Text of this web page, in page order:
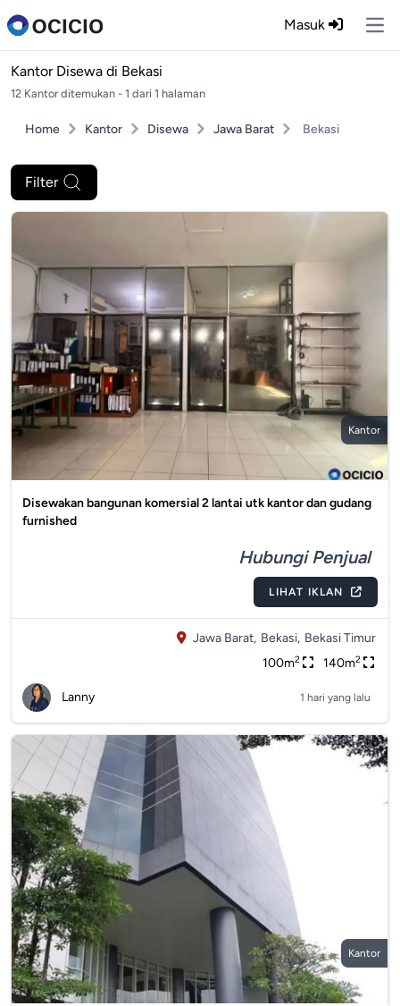
Masuk
Kantor Disewa di Bekasi
12 Kantor ditemukan - 1 dari 1 halaman
Home Kantor Disewa Jawa Barat Bekasi
Filter
Kantor
Disewakan bangunan komersial 2 lantai utk kantor dan gudang
furnished
Hubungi Penjual
LIHAT IKLAN
Jawa Barat, Bekasi, Bekasi Timur
100m2 140m2
Lanny 1 hari yang lalu
Kantor